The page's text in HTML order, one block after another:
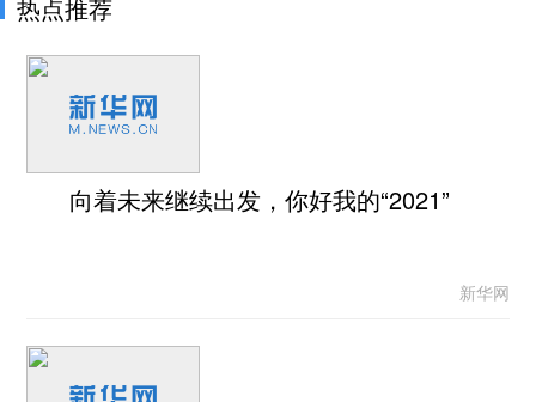
热点推荐
向着未来继续出发，你好我的“2021”
新华网